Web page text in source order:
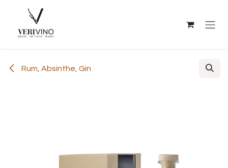
Rum, Absinthe, Gin